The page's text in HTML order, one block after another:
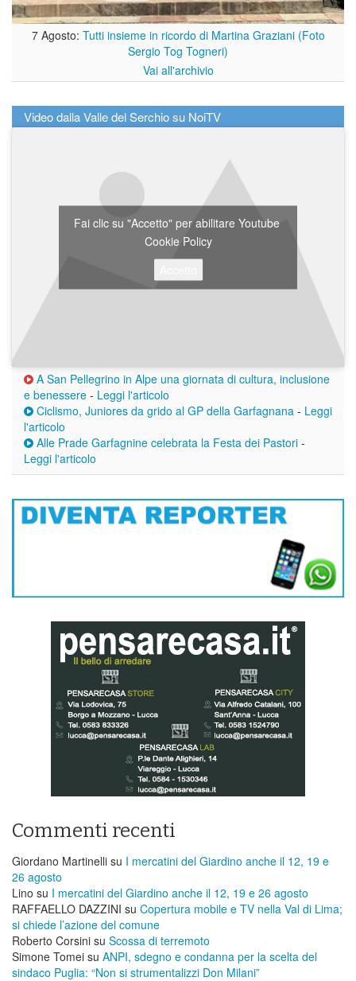
7 Agosto: Tutti insieme in ricordo di Martina Graziani (Foto
Sergio Tog Togneri)
Vai all'archivio
Video dalla Valle del Serchio su NoiTV
Fai clic su "Accetto" per abilitare Youtube
Cookie Policy
A San Pellegrino in Alpe una giornata di cultura, inclusione
e benessere - Leggi l'articolo
Ciclismo, Juniores da grido al GP della Garfagnana - Leggi
l'articolo
Alle Prade Garfagnine celebrata la Festa dei Pastori -
Leggi l'articolo
Commenti recenti
Giordano Martinelli su I mercatini del Giardino anche il 12, 19 e
26 agosto
Lino su I mercatini del Giardino anche il 12, 19 e 26 agosto
RAFFAELLO DAZZINI su ​Copertura mobile e TV nella Val di Lima;
si chiede l’azione del comune
Roberto Corsini su Scossa di terremoto
Simone Tomei su ANPI, sdegno e condanna per la scelta del
sindaco Puglia: “Non si strumentalizzi Don Milani”